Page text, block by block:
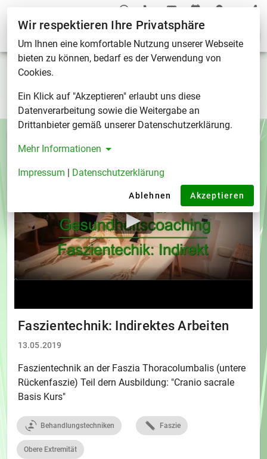
Tag "Faszie"
Tags / Tag "Faszie"
Faszientechnik: Indirektes Arbeiten
13.05.2019
Faszientechnik an der Faszia Thoracolumbalis (untere
Rückenfaszie) Teil dern Ausbildung: "Cranio sacrale
Basis Kurs"
Behandlungstechniken Faszie
Obere Extremität
Wir respektieren Ihre Privatsphäre
Um Ihnen eine komfortable Nutzung unserer Webseite
bieten zu können, bedarf es der Verwendung von
Cookies.
Ein Klick auf "Akzeptieren" erlaubt uns diese
Datenverarbeitung sowie die Weitergabe an
Drittanbieter gemäß unserer Datenschutzerklärung.
Mehr Informationen
Impressum | Datenschutzerklärung
Ablehnen Akzeptieren